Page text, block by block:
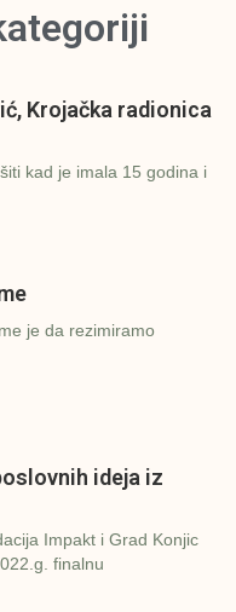
Krojačka radionica
kad je imala 15 godina i
je da rezimiramo
ideja iz
Impakt i Grad Konjic
finalnu